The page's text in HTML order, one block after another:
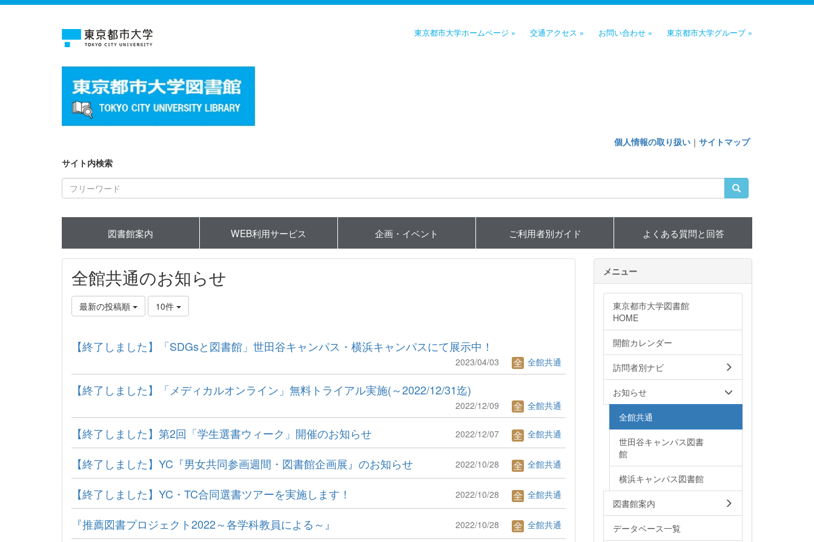
東京都市大学ホームページ » 交通アクセス » お問い合わせ » 東京都市大学グループ »
個人情報の取り扱い ｜ サイトマップ
サイト内検索
図書館案内 WEB利用サービス 企画・イベント ご利用者別ガイド よくある質問と回答
全館共通のお知らせ
最新の投稿順 10件
【終了しました】「SDGsと図書館」世田谷キャンパス・横浜キャンパスにて展示中！
2023/04/03 全館共通
【終了しました】「メディカルオンライン」無料トライアル実施(～2022/12/31迄)
2022/12/09 全館共通
【終了しました】第2回「学生選書ウィーク」開催のお知らせ 2022/12/07 全館共通
【終了しました】YC『男女共同参画週間・図書館企画展』のお知らせ 2022/10/28 全館共通
【終了しました】YC・TC合同選書ツアーを実施します！ 2022/10/28 全館共通
『推薦図書プロジェクト2022～各学科教員による～』 2022/10/28 全館共通
メニュー
東京都市大学図書館
HOME
開館カレンダー
訪問者別ナビ
お知らせ
全館共通
世田谷キャンパス図書
館
横浜キャンパス図書館
図書館案内
データベース一覧